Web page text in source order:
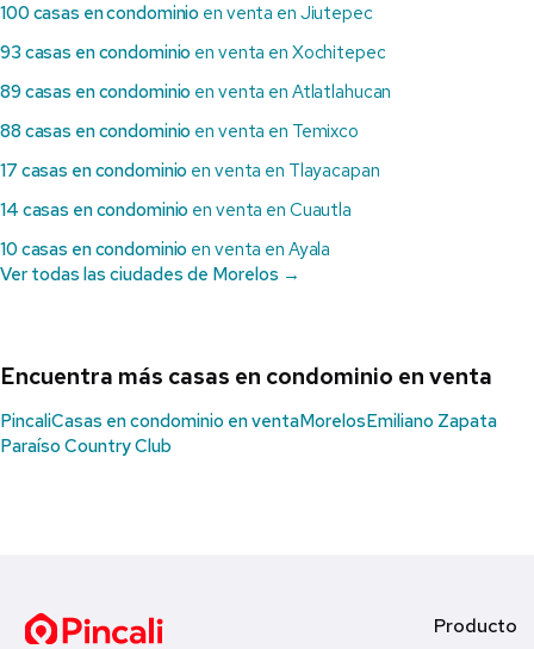
100 casas en condominio en venta en Jiutepec
93 casas en condominio en venta en Xochitepec
89 casas en condominio en venta en Atlatlahucan
88 casas en condominio en venta en Temixco
17 casas en condominio en venta en Tlayacapan
14 casas en condominio en venta en Cuautla
10 casas en condominio en venta en Ayala
Ver todas las ciudades de Morelos →
Encuentra más casas en condominio en venta
PincaliCasas en condominio en ventaMorelosEmiliano Zapata
Paraíso Country Club
Producto